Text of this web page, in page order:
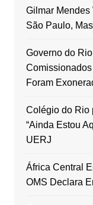
Gilmar
São Paulo,
Governo do
Foram
Colégio do Rio
“Ainda Estou
UERJ
África Central
OMS Declara